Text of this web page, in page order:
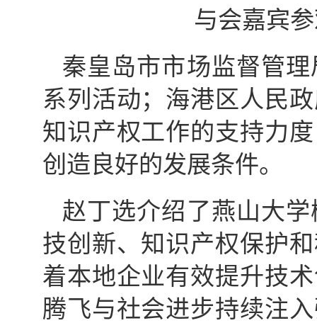
与会嘉宾
秦皇岛市市场监督管
系列活动；海港区人民
知识产权工作的支持力
创造良好的发展条件。
赵丁选介绍了燕山大
技创新、知识产权保护
着本地企业有效提升技
腾飞与社会进步持续注